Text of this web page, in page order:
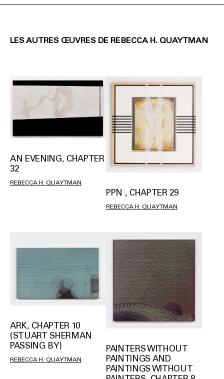
LES AUTRES ŒUVRES DE REBECCA H. QUAYTMAN
AN EVENING, CHAPTER
32
REBECCA H. QUAYTMAN
PPN , CHAPTER 29
REBECCA H. QUAYTMAN
ARK, CHAPTER 10
(STUART SHERMAN
PASSING BY)
REBECCA H. QUAYTMAN
PAINTERS WITHOUT
PAINTINGS AND
PAINTINGS WITHOUT